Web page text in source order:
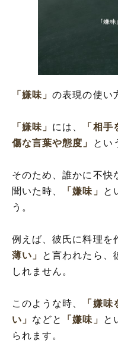
「嫌味」の表現の使い
「嫌味」 には、
「相
傷な言葉や態度」
とい
そのため、誰かに不快
聞いた時、
「嫌味」
と
う。
例えば、彼氏に料理を
薄い」
と言われたら、
しれません。
このような時、
「嫌
い」 などと 「嫌味」
と
られます。